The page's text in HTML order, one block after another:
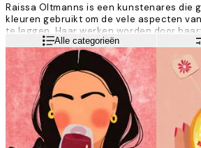
Raissa Oltmanns is een kunstenares die
kleuren gebruikt om de vele aspecten
te leggen. Haar werken worden door
het afbeelden van een mooi moment dat
humoristisch of een kritisch perspectief
Lees meerAlle categorieën